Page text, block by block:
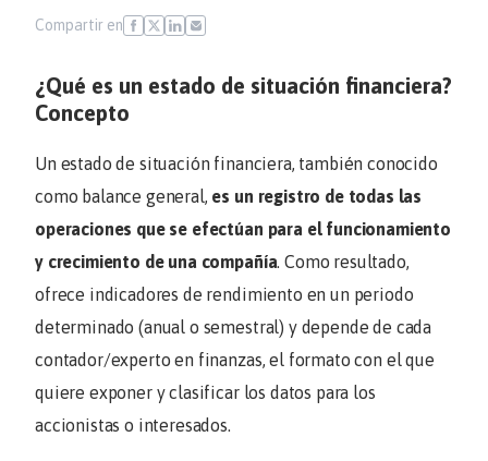
Compartir en
¿Qué es un estado de situación financiera?
Concepto
Un estado de situación financiera, también conocido
como balance general, es un registro de todas las
operaciones que se efectúan para el funcionamiento
y crecimiento de una compañía. Como resultado,
ofrece indicadores de rendimiento en un periodo
determinado (anual o semestral) y depende de cada
contador/experto en finanzas, el formato con el que
quiere exponer y clasificar los datos para los
accionistas o interesados.